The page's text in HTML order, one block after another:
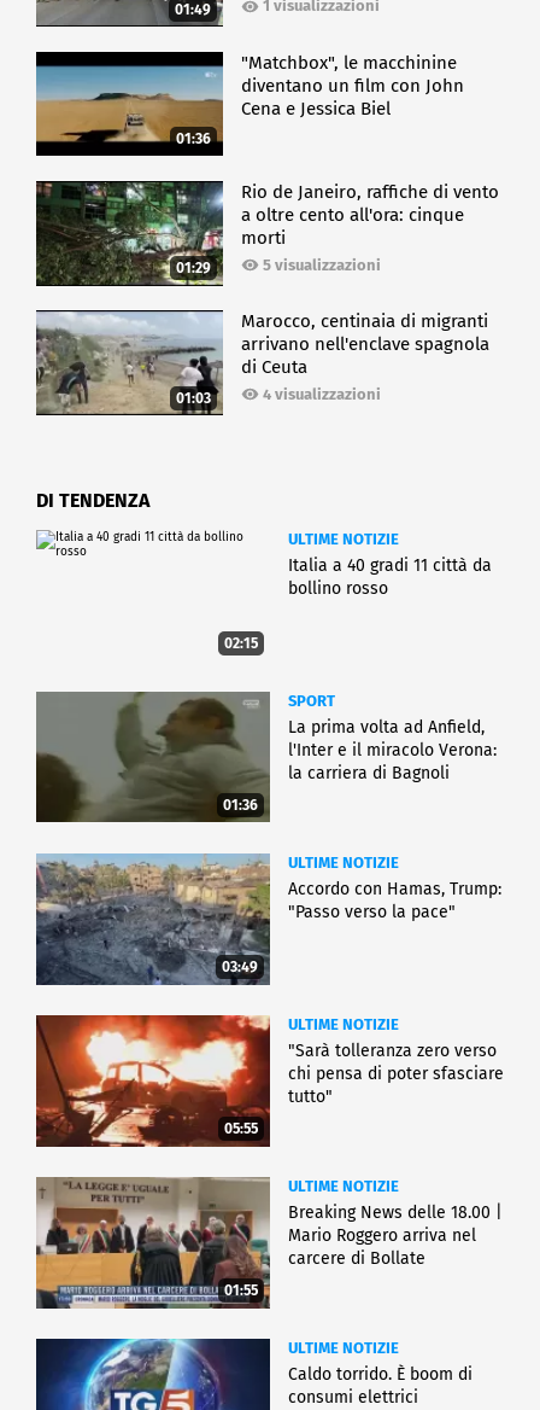
01:49 1 visualizzazioni
01:36
"Matchbox", le macchinine
diventano un film con John
Cena e Jessica Biel
01:29
Rio de Janeiro, raffiche di vento
a oltre cento all'ora: cinque
morti
5 visualizzazioni
01:03
Marocco, centinaia di migranti
arrivano nell'enclave spagnola
di Ceuta
4 visualizzazioni
DI TENDENZA
02:15
ULTIME NOTIZIE
Italia a 40 gradi 11 città da
bollino rosso
01:36
SPORT
La prima volta ad Anfield,
l'Inter e il miracolo Verona:
la carriera di Bagnoli
03:49
ULTIME NOTIZIE
Accordo con Hamas, Trump:
"Passo verso la pace"
05:55
ULTIME NOTIZIE
"Sarà tolleranza zero verso
chi pensa di poter sfasciare
tutto"
01:55
ULTIME NOTIZIE
Breaking News delle 18.00 |
Mario Roggero arriva nel
carcere di Bollate
ULTIME NOTIZIE
Caldo torrido. È boom di
consumi elettrici